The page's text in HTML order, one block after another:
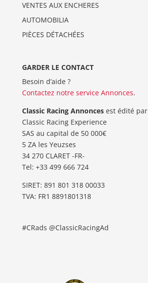
VENTES AUX ENCHERES
AUTOMOBILIA
PIÈCES DÉTACHÉES
GARDER LE CONTACT
Besoin d’aide ?
Contactez notre service Annonces.
Classic Racing Annoncesest édité par
Classic Racing Experience
SAS au capital de 50 000€
5 ZA les Yeuzses
34 270 CLARET -FR-
Tel: ‭+33 499 666 724‬
SIRET: 891 801 318 00033
TVA: FR1 8891801318
#CRads @ClassicRacingAd